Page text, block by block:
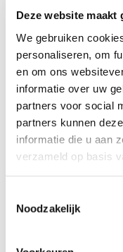
Deze website maakt
We gebruiken
personaliseren, om
en om ons
informatie over uw
partners voor social
partners kunnen
informatie die u aan
verzameld op basis
Noodzakelijk
Vanaf 2025 wil de
afbouwen. Dit
opgewekte stroom
energie. De regeling
jaar. In plaats van
maar 91 procent
energiebelasting en
klimaattransitie),
procent mag
helemaal op. Jouw
ongesaldeerd aan